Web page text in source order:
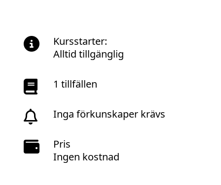
Kursstarter:
Alltid tillgänglig
1 tillfällen
Inga förkunskaper krävs
Pris
Ingen kostnad